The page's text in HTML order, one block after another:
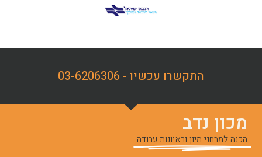
התקשרו עכשיו - 03-6206306
מכון נדב
הכנה למבחני מיון וראיונות עבודה